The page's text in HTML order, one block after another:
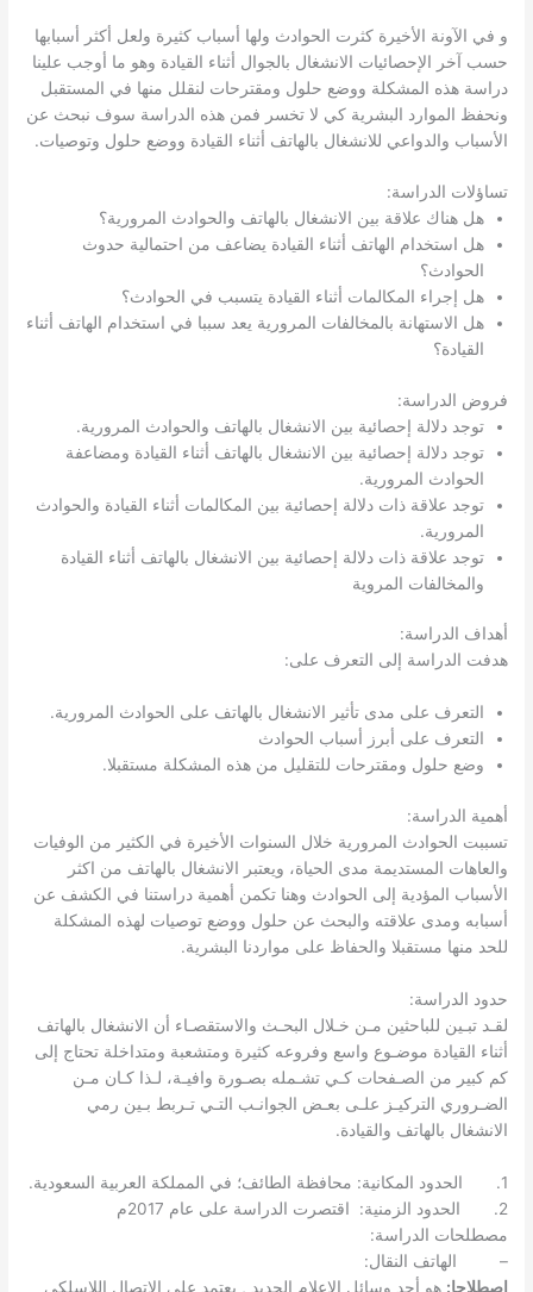
و في الآونة الأخيرة كثرت الحوادث ولها أسباب كثيرة ولعل أكثر أسبابها
حسب آخر الإحصائيات الانشغال بالجوال أثناء القيادة وهو ما أوجب علينا
دراسة هذه المشكلة ووضع حلول ومقترحات لنقلل منها في المستقبل
ونحفظ الموارد البشرية كي لا تخسر فمن هذه الدراسة سوف نبحث عن
الأسباب والدواعي للانشغال بالهاتف أثناء القيادة ووضع حلول وتوصيات.
تساؤلات الدراسة:
هل هناك علاقة بين الانشغال بالهاتف والحوادث المرورية؟
هل استخدام الهاتف أثناء القيادة يضاعف من احتمالية حدوث
الحوادث؟
هل إجراء المكالمات أثناء القيادة يتسبب في الحوادث؟
هل الاستهانة بالمخالفات المرورية يعد سببا في استخدام الهاتف أثناء
القيادة؟
فروض الدراسة:
توجد دلالة إحصائية بين الانشغال بالهاتف والحوادث المرورية.
توجد دلالة إحصائية بين الانشغال بالهاتف أثناء القيادة ومضاعفة
الحوادث المرورية.
توجد علاقة ذات دلالة إحصائية بين المكالمات أثناء القيادة والحوادث
المرورية.
توجد علاقة ذات دلالة إحصائية بين الانشغال بالهاتف أثناء القيادة
والمخالفات المروية
أهداف الدراسة:
هدفت الدراسة إلى التعرف على:
التعرف على مدى تأثير الانشغال بالهاتف على الحوادث المرورية.
التعرف على أبرز أسباب الحوادث
وضع حلول ومقترحات للتقليل من هذه المشكلة مستقبلا.
أهمية الدراسة:
تسببت الحوادث المرورية خلال السنوات الأخيرة في الكثير من الوفيات
والعاهات المستديمة مدى الحياة، ويعتبر الانشغال بالهاتف من اكثر
الأسباب المؤدية إلى الحوادث وهنا تكمن أهمية دراستنا في الكشف عن
أسبابه ومدى علاقته والبحث عن حلول ووضع توصيات لهذه المشكلة
للحد منها مستقبلا والحفاظ على مواردنا البشرية.
حدود الدراسة:
لقـد تبـين للباحثين مـن خـلال البحـث والاستقصـاء أن الانشغال بالهاتف
أثناء القيادة موضـوع واسع وفروعه كثيرة ومتشعبة ومتداخلة تحتاج إلى
كم كبير من الصـفحات كـي تشـمله بصـورة وافيـة، لـذا كـان مـن
الضـروري التركيـز علـى بعـض الجوانـب التـي تـربط بـين رمي
الانشغال بالهاتف والقيادة.
1. الحدود المكانية: محافظة الطائف؛ في المملكة العربية السعودية.
2. الحدود الزمنية: اقتصرت الدراسة على عام 2017م
مصطلحات الدراسة:
– الهاتف النقال:
اصطلاحا: هو أحد وسائل الاعلام الجديد , يعتمد على الاتصال اللاسلكي